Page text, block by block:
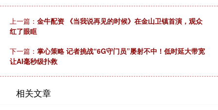
上一篇： 金牛配资 《当我说再见的时候》在金山卫镇首演，观众
红了眼眶
下一篇： 掌心策略 记者挑战“6G守门员”屡射不中！低时延大带宽
让AI毫秒级扑救
相关文章